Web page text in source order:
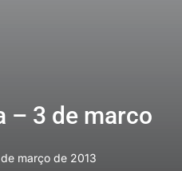
– 3 de marco
março de 2013